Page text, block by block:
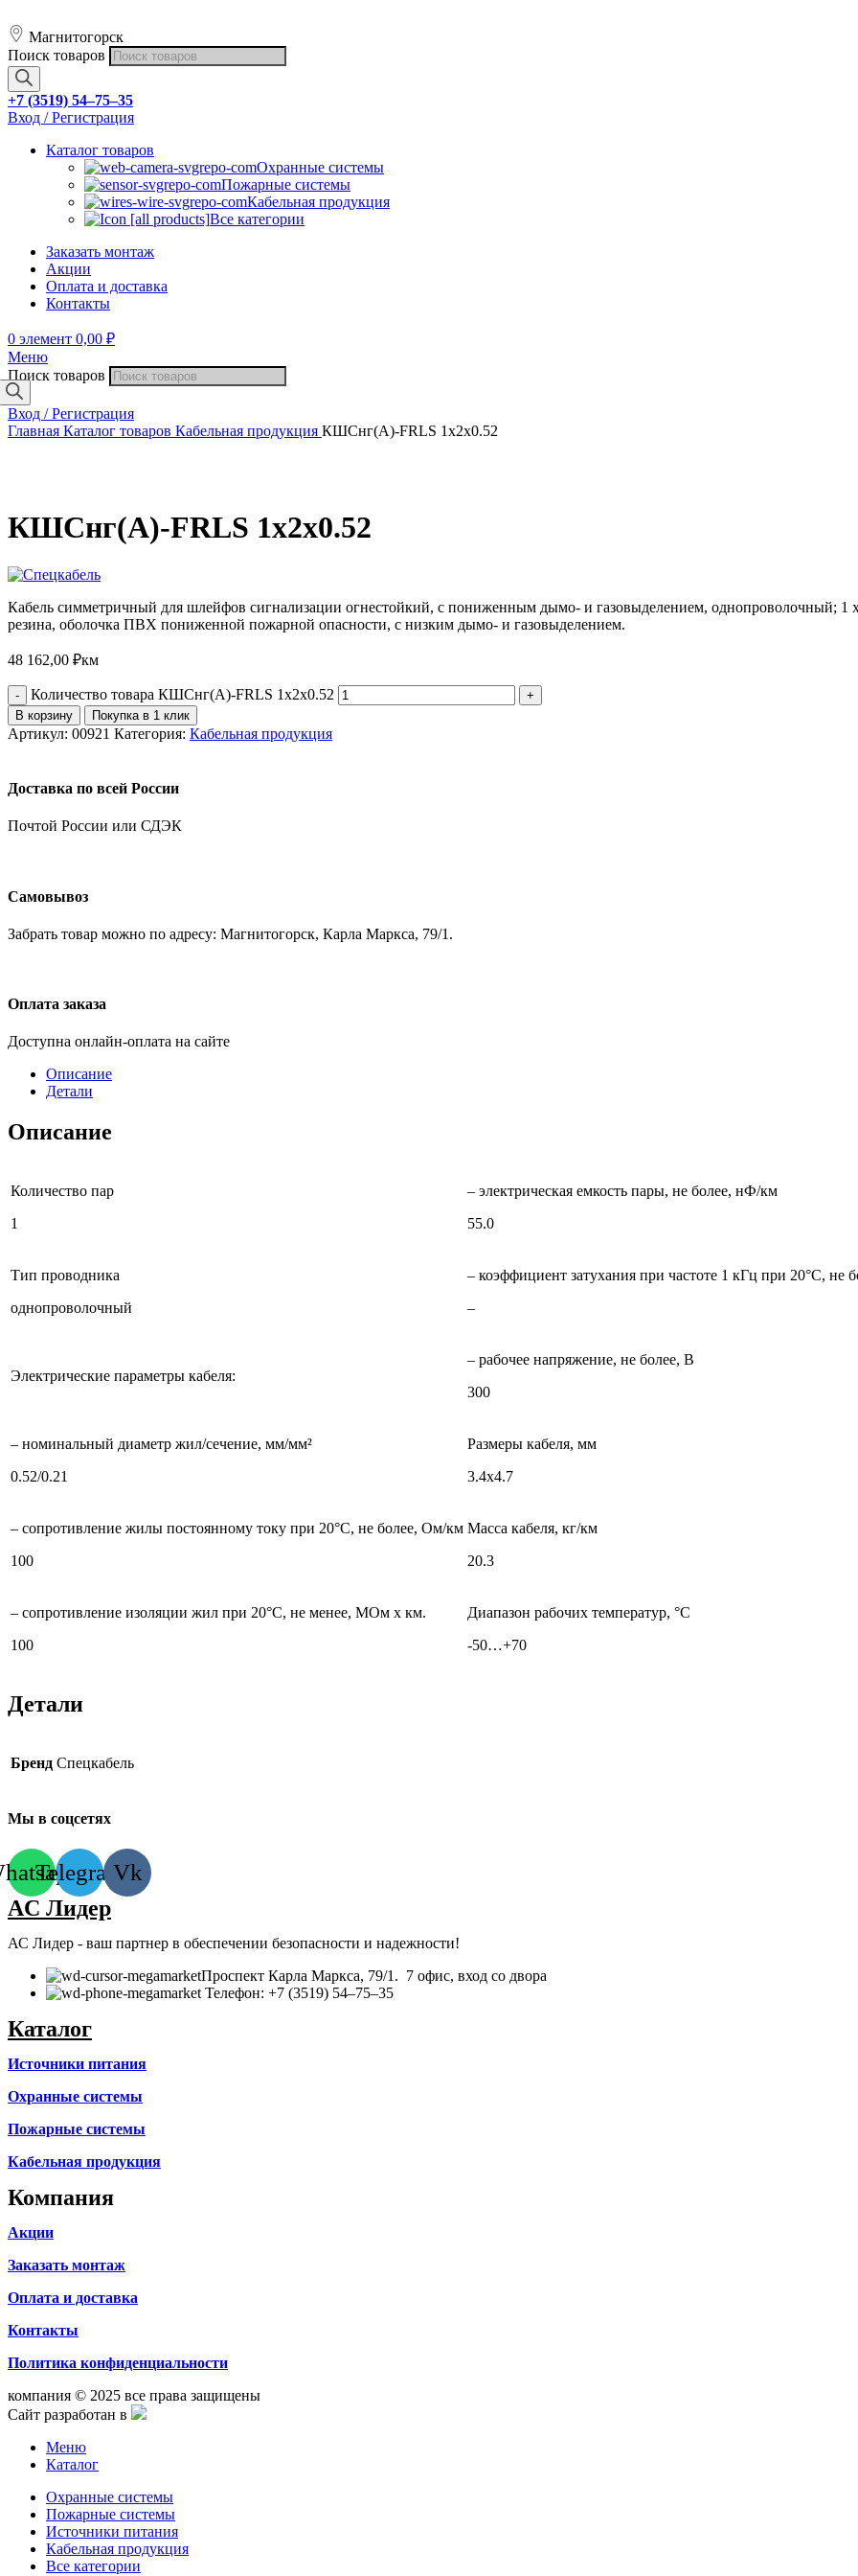
Магнитогорск
Поиск товаров
+7 (3519) 54‒75‒35
Вход / Регистрация
Каталог товаров
Охранные системы
Пожарные системы
Кабельная продукция
Все категории
Заказать монтаж
Акции
Оплата и доставка
Контакты
0 элемент 0,00 ₽
Меню
Поиск товаров
Вход / Регистрация
Главная Каталог товаров Кабельная продукция КШСнг(А)-FRLS 1x2x0.52
КШСнг(А)-FRLS 1x2x0.52
Кабель симметричный для шлейфов сигнализации огнестойкий, с пониженным дымо- и газовыделением, однопроволочный; 1
резина, оболочка ПВХ пониженной пожарной опасности, с низким дымо- и газовыделением.
48 162,00 ₽км
Количество товара КШСнг(А)-FRLS 1x2x0.52
В корзину Покупка в 1 клик
Артикул: 00921 Категория: Кабельная продукция
Доставка по всей России
Почтой России или СДЭК
Самовывоз
Забрать товар можно по адресу: Магнитогорск, Карла Маркса, 79/1.
Оплата заказа
Доступна онлайн-оплата на сайте
Описание
Детали
Описание
Количество пар
1
– электрическая емкость пары, не более, нФ/км
55.0
Тип проводника
однопроволочный
– коэффициент затухания при частоте 1 кГц при 20°С, не
–
Электрические параметры кабеля:
– рабочее напряжение, не более, В
300
– номинальный диаметр жил/сечение, мм/мм²
0.52/0.21
Размеры кабеля, мм
3.4х4.7
– сопротивление жилы постоянному току при 20°С, не более, Ом/км
100
Масса кабеля, кг/км
20.3
– сопротивление изоляции жил при 20°C, не менее, МОм х км.
100
Диапазон рабочих температур, °С
-50…+70
Детали
Бренд Спецкабель
Мы в соцсетях
TelegramVk
AC Лидер
АС Лидер - ваш партнер в обеспечении безопасности и надежности!
​Проспект Карла Маркса, 79/1. 7 офис, вход со двора
Телефон: +7 (3519) 54‒75‒35
Каталог
Источники питания
Охранные системы
Пожарные системы
Кабельная продукция
Компания
Акции
Заказать монтаж
Оплата и доставка
Контакты
Политика конфиденциальности
компания © 2025 все права защищены
Сайт разработан в
Меню
Каталог
Охранные системы
Пожарные системы
Источники питания
Кабельная продукция
Все категории